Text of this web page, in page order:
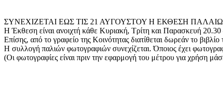
ΣΥΝΕΧΙΖΕΤΑΙ ΕΩΣ ΤΙΣ 21 ΑΥΓΟΥΣΤΟΥ Η ΕΚΘΕΣΗ
Η Έκθεση είναι ανοιχτή κάθε Κυριακή, Τρίτη και Παρασκευή
Επίσης, από το γραφείο της Κοινότητας διατίθεται δωρεάν το
Η συλλογή παλιών φωτογραφιών συνεχίζεται. Όποιος έχει
(Οι φωτογραφίες είναι πριν την εφαρμογή του μέτρου για χρήση